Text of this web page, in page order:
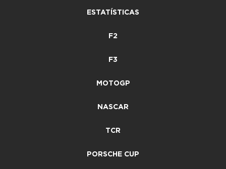
ESTATÍSTICAS
F2
F3
MOTOGP
NASCAR
TCR
PORSCHE CUP